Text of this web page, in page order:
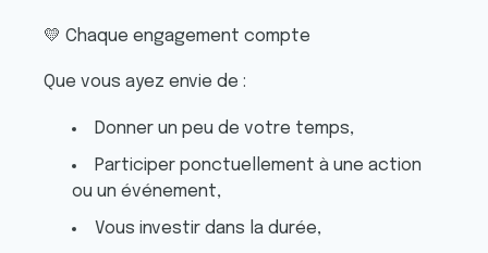
💛 Chaque engagement compte
Que vous ayez envie de :
Donner un peu de votre temps,
Participer ponctuellement à une action
ou un événement,
Vous investir dans la durée,